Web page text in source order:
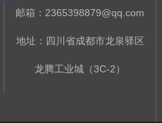
邮箱：2365398879@qq.com
地址：四川省成都市龙泉驿区
龙腾工业城（3C-2）